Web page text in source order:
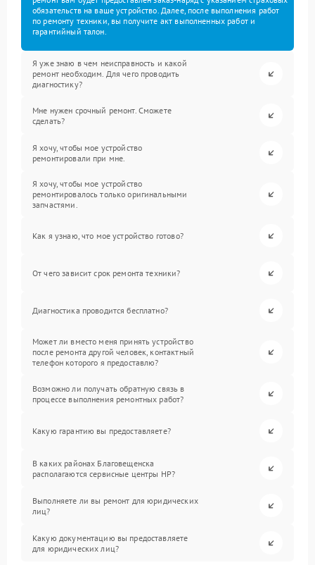
обязательств на ваше устройство. Далее, после выполнения работ
по ремонту техники, вы получите акт выполненных работ и
гарантийный талон.
Я уже знаю в чем неисправность и какой
ремонт необходим. Для чего проводить
диагностику?
Мне нужен срочный ремонт. Сможете
сделать?
Я хочу, чтобы мое устройство
ремонтировали при мне.
Я хочу, чтобы мое устройство
ремонтировалось только оригинальными
запчастями.
Как я узнаю, что мое устройство готово?
От чего зависит срок ремонта техники?
Диагностика проводится бесплатно?
Может ли вместо меня принять устройство
после ремонта другой человек, контактный
телефон которого я предоставлю?
Возможно ли получать обратную связь в
процессе выполнения ремонтных работ?
Какую гарантию вы предоставляете?
В каких районах Благовещенска
располагаются сервисные центры HP?
Выполняете ли вы ремонт для юридических
лиц?
Какую документацию вы предоставляете
для юридических лиц?